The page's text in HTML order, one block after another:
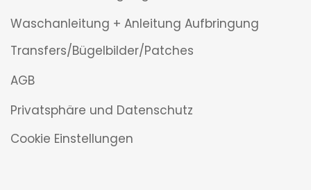
Waschanleitung + Anleitung Aufbringung
Transfers/Bügelbilder/Patches
AGB
Privatsphäre und Datenschutz
Cookie Einstellungen